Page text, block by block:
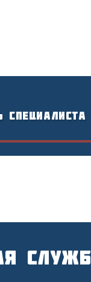
специалиста